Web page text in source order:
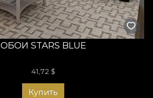
ОБОИ STARS BLUE
41,72 $
Купить